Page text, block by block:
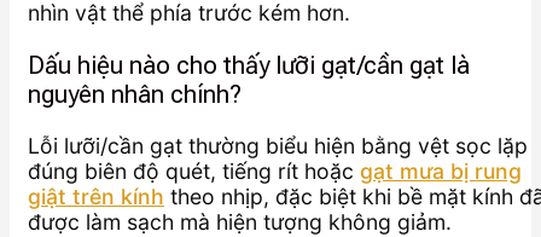
nhìn vật thể phía trước kém hơn.
Dấu hiệu nào cho thấy lưỡi gạt/cần gạt là
nguyên nhân chính?
Lỗi lưỡi/cần gạt thường biểu hiện bằng vệt sọc lặp
đúng biên độ quét, tiếng rít hoặc gạt mưa bị rung
giật trên kính theo nhịp, đặc biệt khi bề mặt kính
được làm sạch mà hiện tượng không giảm.